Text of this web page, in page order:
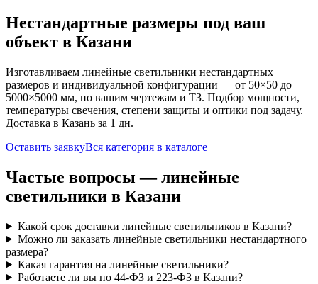
Нестандартные размеры под ваш
объект в Казани
Изготавливаем линейные светильники нестандартных
размеров и индивидуальной конфигурации — от 50×50 до
5000×5000 мм, по вашим чертежам и ТЗ. Подбор мощности,
температуры свечения, степени защиты и оптики под задачу.
Доставка в Казань за 1 дн.
Оставить заявкуВся категория в каталоге
Частые вопросы —линейные
светильники в Казани
Какой срок доставки линейные светильников в Казани?
Можно ли заказать линейные светильники нестандартного
размера?
Какая гарантия на линейные светильники?
Работаете ли вы по 44-ФЗ и 223-ФЗ в Казани?